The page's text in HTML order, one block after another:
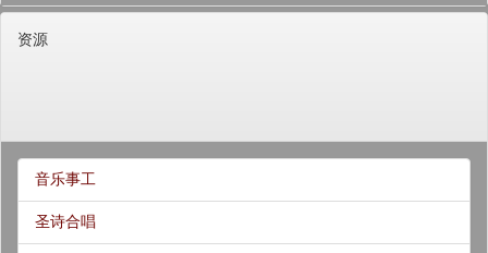
资源
音乐事工
圣诗合唱